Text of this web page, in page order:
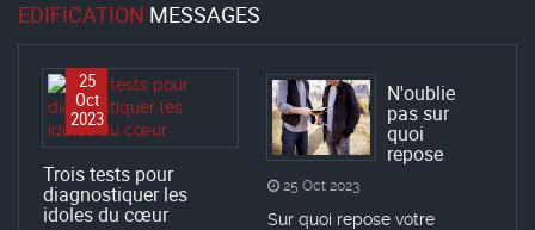
EDIFICATION MESSAGES
25
Oct
2023
Trois tests pour
diagnostiquer les
idoles du cœur
N'oublie
pas sur
quoi
repose
25 Oct 2023
Sur quoi repose votre